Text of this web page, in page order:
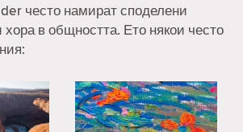
често намират споделени
хора в общността. Ето някои често